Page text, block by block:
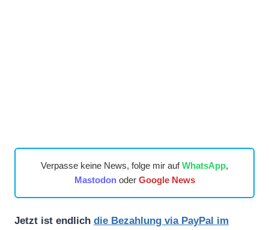
Verpasse keine News, folge mir aufWhatsApp,
Mastodonoder Google News
Jetzt ist endlich die Bezahlung via PayPal im